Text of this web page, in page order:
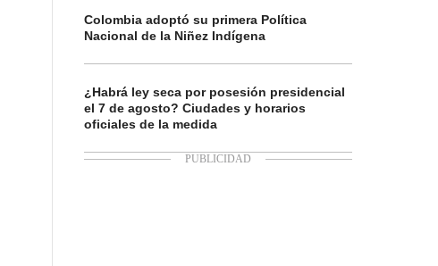
Colombia adoptó su primera Política
Nacional de la Niñez Indígena
¿Habrá ley seca por posesión presidencial
el 7 de agosto? Ciudades y horarios
oficiales de la medida